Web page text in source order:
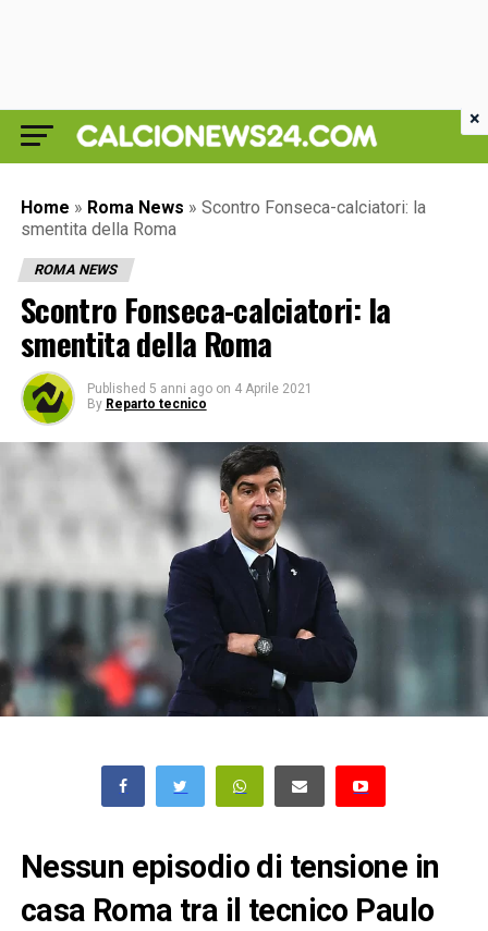
Home » Roma News » Scontro Fonseca-calciatori: la
smentita della Roma
ROMA NEWS
Scontro Fonseca-calciatori: la
smentita della Roma
Published 5 anni ago on 4 Aprile 2021
By Reparto tecnico
Nessun episodio di tensione in
casa Roma tra il tecnico Paulo
×